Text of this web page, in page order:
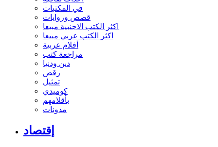
في المكتبات
قصص وروايات
اكثر الكتب الاجنبية مبيعا
اكثر الكتب عربي مبيعا
أفلام عربية
مراجعة كتب
دين ودنيا
رقص
تمثيل
كوميدي
بأقلامهم
مدونات
إقتصاد